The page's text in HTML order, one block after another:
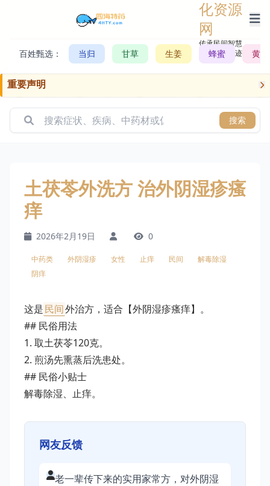
化资源
网
传承民间智慧，
记录历史轨迹
百姓甄选： 当归 甘草 生姜 蜂蜜 黄芪
重要声明
搜索
土茯苓外洗方 治外阴湿疹瘙
痒
2026年2月19日 0
中药类 外阴湿疹 女性 止痒 民间
解毒除湿
阴痒
这是民间外治方，适合【外阴湿疹瘙痒】。
## 民俗用法
1. 取土茯苓120克。
2. 煎汤先熏蒸后洗患处。
## 民俗小贴士
解毒除湿、止痒。
网友反馈
老一辈传下来的实用家常方，对外阴湿